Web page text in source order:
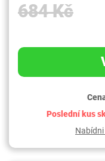
684 Kč
Poslední kus